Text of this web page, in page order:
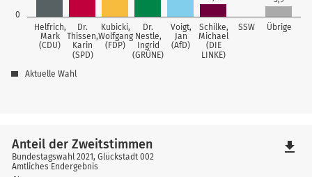
0
Helfrich,
Mark
(CDU)
Dr.
Thissen,
Karin
(SPD)
Kubicki,
Wolfgang
(FDP)
Dr.
Nestle,
Ingrid
(GRÜNE)
Voigt,
Jan
(AfD)
Schilke,
Michael
(DIE
LINKE)
SSW Übrige
Aktuelle Wahl
Anteil der Zweitstimmen
Bundestagswahl 2021, Glückstadt 002
Amtliches Endergebnis
file_download